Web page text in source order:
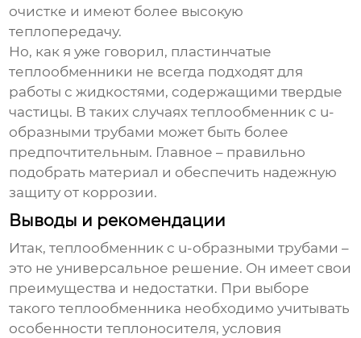
очистке и имеют более высокую
теплопередачу.
Но, как я уже говорил, пластинчатые
теплообменники не всегда подходят для
работы с жидкостями, содержащими твердые
частицы. В таких случаяхтеплообменник с u-
образными трубами может быть более
предпочтительным. Главное – правильно
подобрать материал и обеспечить надежную
защиту от коррозии.
Выводы и рекомендации
Итак,теплообменник с u-образными трубами –
это не универсальное решение. Он имеет свои
преимущества и недостатки. При выборе
такого теплообменника необходимо учитывать
особенности теплоносителя, условия